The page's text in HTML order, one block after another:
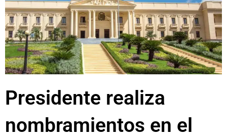
Presidente realiza
nombramientos en el